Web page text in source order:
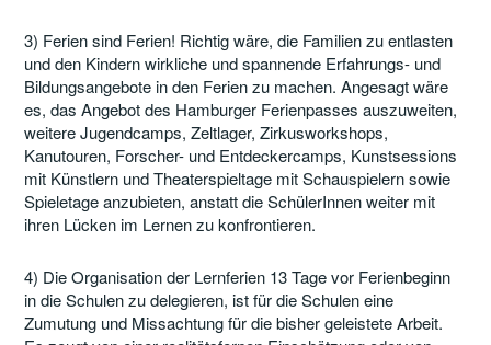
3) Ferien sind Ferien! Richtig wäre, die Familien zu entlasten
und den Kindern wirkliche und spannende Erfahrungs- und
Bildungsangebote in den Ferien zu machen. Angesagt wäre
es, das Angebot des Hamburger Ferienpasses auszuweiten,
weitere Jugendcamps, Zeltlager, Zirkusworkshops,
Kanutouren, Forscher- und Entdeckercamps, Kunstsessions
mit Künstlern und Theaterspieltage mit Schauspielern sowie
Spieletage anzubieten, anstatt die SchülerInnen weiter mit
ihren Lücken im Lernen zu konfrontieren.
4) Die Organisation der Lernferien 13 Tage vor Ferienbeginn
in die Schulen zu delegieren, ist für die Schulen eine
Zumutung und Missachtung für die bisher geleistete Arbeit.